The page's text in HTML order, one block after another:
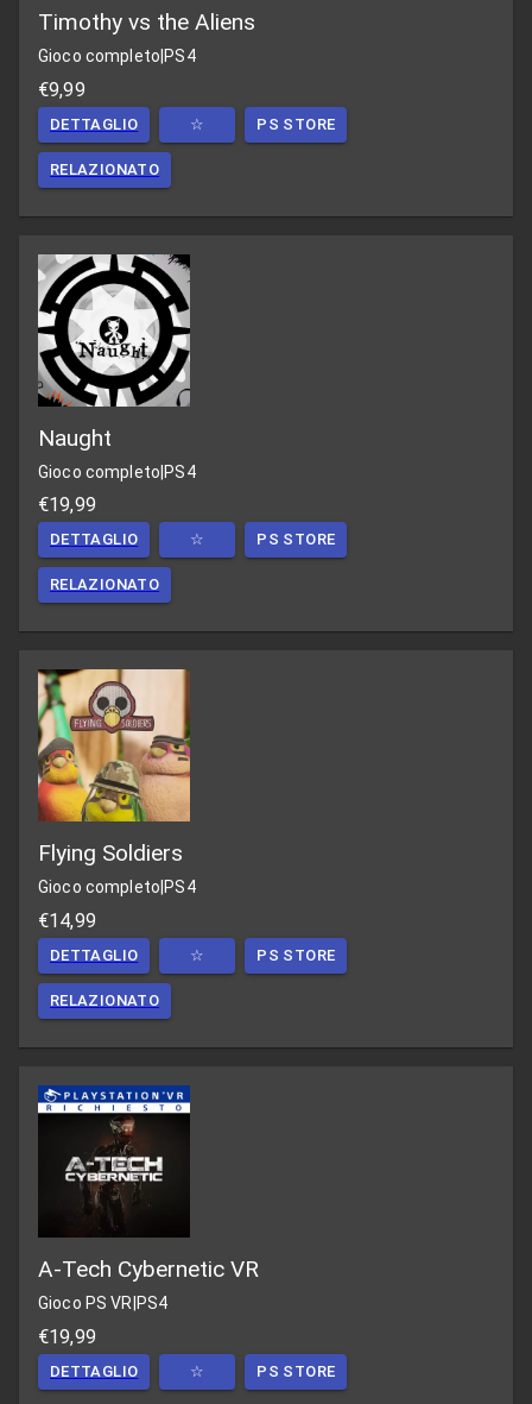
Timothy vs the Aliens
Gioco completo PS4
€9,99
DETTAGLIO ☆ PS STORE
RELAZIONATO
Naught
Gioco completo|PS4
€19,99
DETTAGLIO ☆ PS STORE
RELAZIONATO
Flying Soldiers
Gioco completo PS4
€14,99
DETTAGLIO ☆ PS STORE
RELAZIONATO
A-Tech Cybernetic VR
Gioco PS VR PS4
€19,99
DETTAGLIO ☆ PS STORE